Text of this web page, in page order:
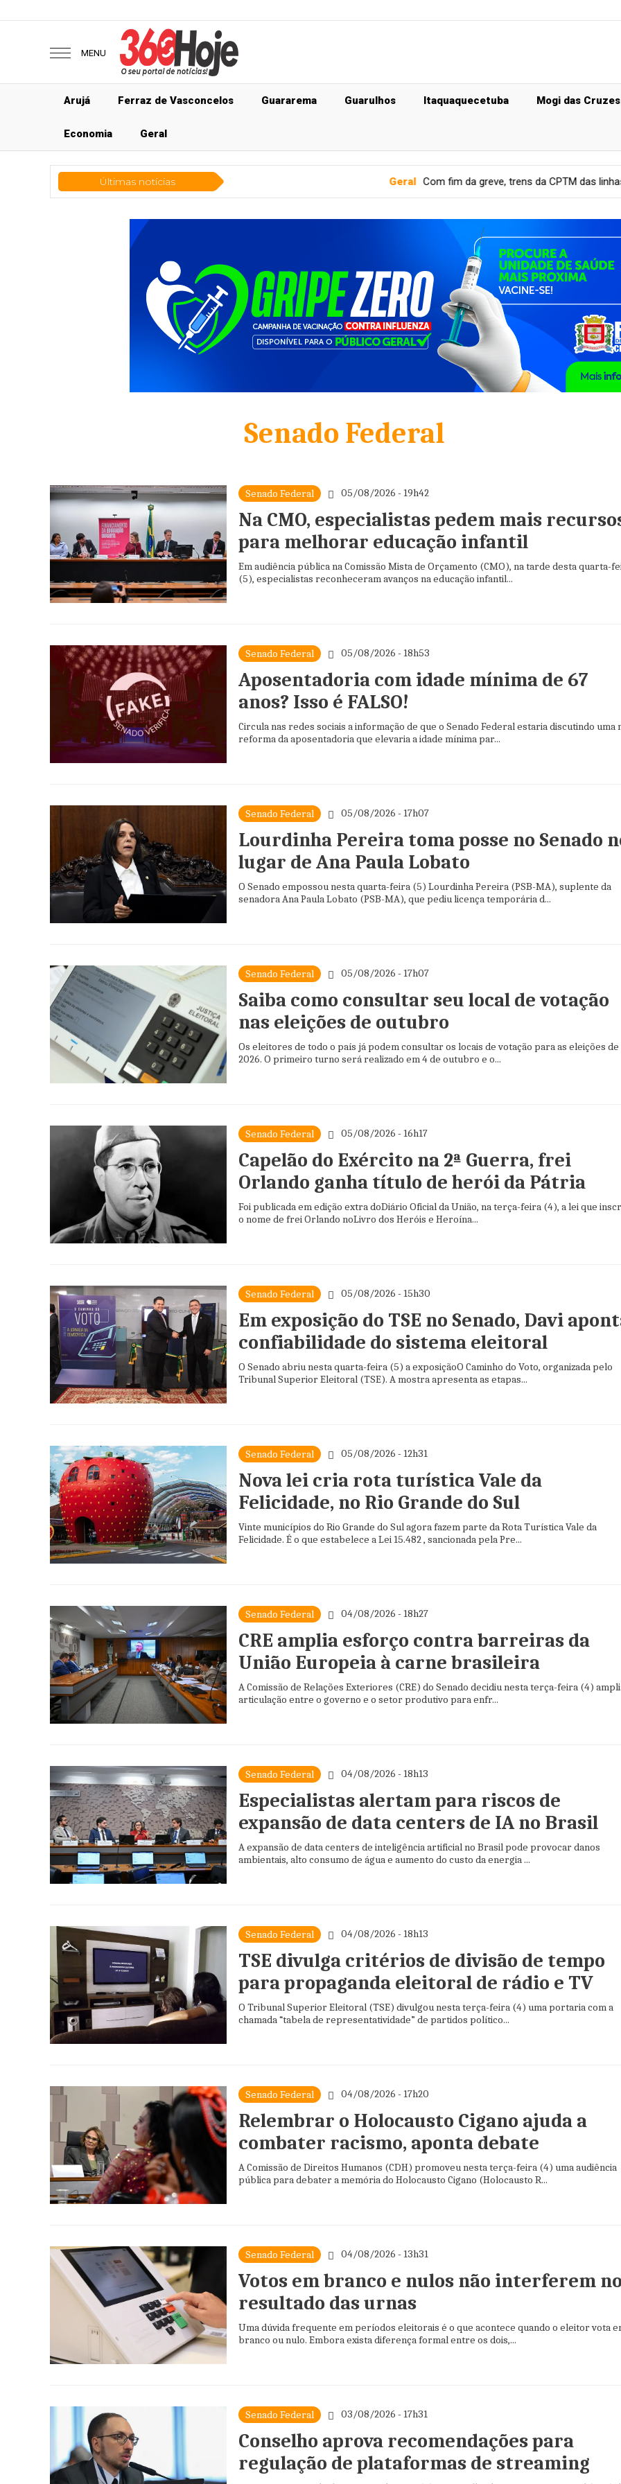
MENU
Arujá Ferraz de Vasconcelos Guararema Guarulhos Itaquaquecetuba Mogi das Cruzes
Economia Geral
Últimas notícias Com fim da greve, trens da CPTM das linhas 11, 12 e 13 voltam
Senado Federal
Senado Federal 05/08/2026 - 19h42
Na CMO, especialistas pedem mais
para melhorar educação infantil
Em audiência pública na Comissão Mista de Orçamento (CMO), na tarde desta quarta-
(5), especialistas reconheceram avanços na educação infantil...
Senado Federal 05/08/2026 - 18h53
Aposentadoria com idade mínima de 67
anos? Isso é FALSO!
Circula nas redes sociais a informação de que o Senado Federal estaria discutindo uma
reforma da aposentadoria que elevaria a idade mínima par...
Senado Federal 05/08/2026 - 17h07
Lourdinha Pereira toma posse no Senado
lugar de Ana Paula Lobato
O Senado empossou nesta quarta-feira (5) Lourdinha Pereira (PSB-MA), suplente da
senadora Ana Paula Lobato (PSB-MA), que pediu licença temporária d...
Senado Federal 05/08/2026 - 17h07
Saiba como consultar seu local de votação
nas eleições de outubro
Os eleitores de todo o país já podem consultar os locais de votação para as eleições de
2026. O primeiro turno será realizado em 4 de outubro e o...
Senado Federal 05/08/2026 - 16h17
Capelão do Exército na 2ª Guerra, frei
Orlando ganha título de herói da Pátria
Foi publicada em edição extra doDiário Oficial da União, na terça-feira (4), a lei que
o nome de frei Orlando noLivro dos Heróis e Heroína...
Senado Federal 05/08/2026 - 15h30
Em exposição do TSE no Senado, Davi
confiabilidade do sistema eleitoral
O Senado abriu nesta quarta-feira (5) a exposiçãoO Caminho do Voto, organizada pelo
Tribunal Superior Eleitoral (TSE). A mostra apresenta as etapas...
Senado Federal 05/08/2026 - 12h31
Nova lei cria rota turística Vale da
Felicidade, no Rio Grande do Sul
Vinte municípios do Rio Grande do Sul agora fazem parte da Rota Turística Vale da
Felicidade. É o que estabelece a Lei 15.482 , sancionada pela Pre...
Senado Federal 04/08/2026 - 18h27
CRE amplia esforço contra barreiras da
União Europeia à carne brasileira
A Comissão de Relações Exteriores (CRE) do Senado decidiu nesta terça-feira (4)
articulação entre o governo e o setor produtivo para enfr...
Senado Federal 04/08/2026 - 18h13
Especialistas alertam para riscos de
expansão de data centers de IA no Brasil
A expansão de data centers de inteligência artificial no Brasil pode provocar danos
ambientais, alto consumo de água e aumento do custo da energia ...
Senado Federal 04/08/2026 - 18h13
TSE divulga critérios de divisão de tempo
para propaganda eleitoral de rádio e TV
O Tribunal Superior Eleitoral (TSE) divulgou nesta terça-feira (4) uma portaria com a
chamada “tabela de representatividade” de partidos político...
Senado Federal 04/08/2026 - 17h20
Relembrar o Holocausto Cigano ajuda a
combater racismo, aponta debate
A Comissão de Direitos Humanos (CDH) promoveu nesta terça-feira (4) uma audiência
pública para debater a memória do Holocausto Cigano (Holocausto R...
Senado Federal 04/08/2026 - 13h31
Votos em branco e nulos não interferem
resultado das urnas
Uma dúvida frequente em períodos eleitorais é o que acontece quando o eleitor vota
branco ou nulo. Embora exista diferença formal entre os dois,...
Senado Federal 03/08/2026 - 17h31
Conselho aprova recomendações para
regulação de plataformas de streaming